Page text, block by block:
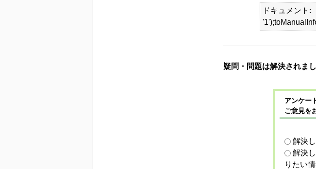
ドキュメント
疑問・問題は解決されま
アンケー
ご意見を
解決
解決
りたい